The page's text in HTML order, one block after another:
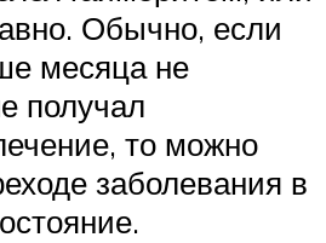
Обычно, если
месяца не
получал
то можно
заболевания в